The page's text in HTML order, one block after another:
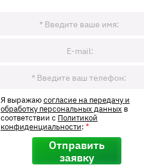
Я выражаюсогласие на передачу и
обработку персональных данных в
соответствии с Политикой
конфиденциальности: *
Отправить
заявку